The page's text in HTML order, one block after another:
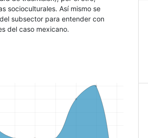
socioculturales. Así mismo se
subsector para entender con
del caso mexicano.